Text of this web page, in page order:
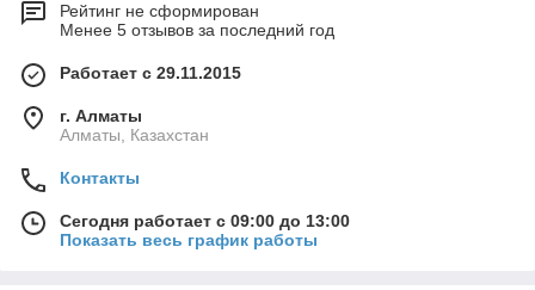
Рейтинг не сформирован
Менее 5 отзывов за последний год
Работает с 29.11.2015
г. Алматы
Алматы, Казахстан
Контакты
Сегодня работает с 09:00 до 13:00
Показать весь график работы